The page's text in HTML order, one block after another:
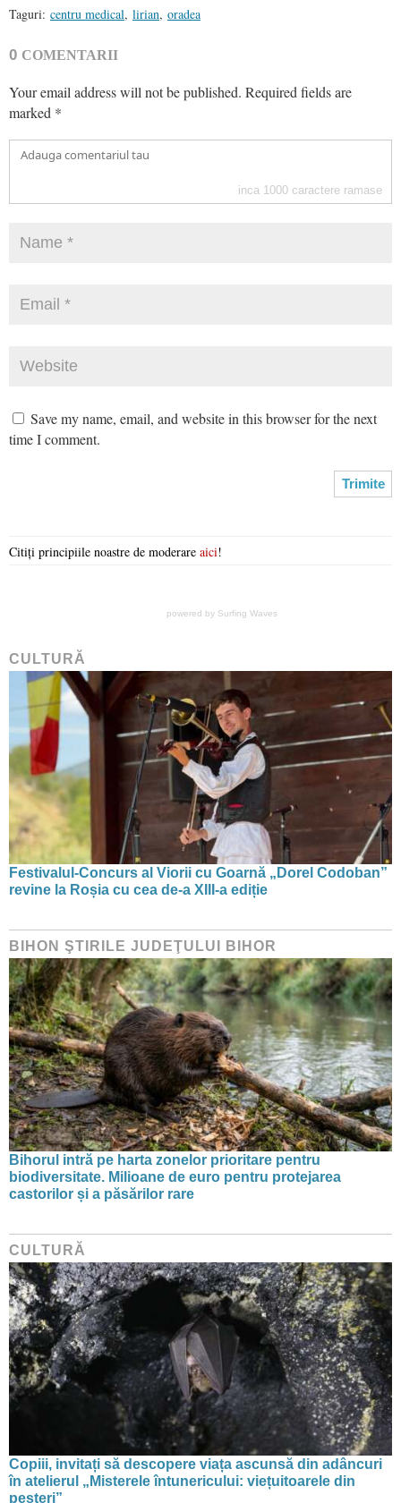
Taguri: centru medical, lirian, oradea
0 COMENTARII
Your email address will not be published. Required fields are
marked *
inca 1000 caractere ramase
Save my name, email, and website in this browser for the next
time I comment.
Citiți principiile noastre de moderare aici!
powered by Surfing Waves
CULTURĂ
Festivalul-Concurs al Viorii cu Goarnă „Dorel Codoban”
revine la Roșia cu cea de-a XIII-a ediție
BIHON ŞTIRILE JUDEŢULUI BIHOR
Bihorul intră pe harta zonelor prioritare pentru
biodiversitate. Milioane de euro pentru protejarea
castorilor și a păsărilor rare
CULTURĂ
Copiii, invitați să descopere viața ascunsă din adâncuri
în atelierul „Misterele întunericului: viețuitoarele din
peșteri”